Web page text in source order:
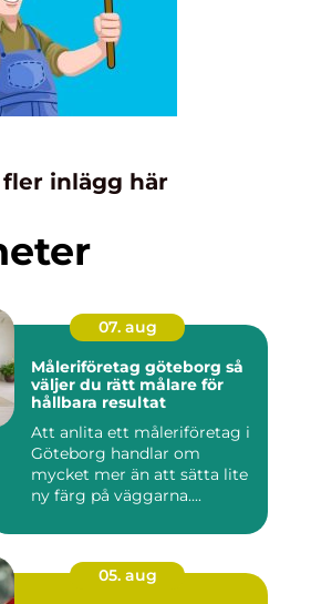
fler inlägg här
07. aug
Måleriföretag göteborg så
väljer du rätt målare för
hållbara resultat
Att anlita ett måleriföretag i
Göteborg handlar om
mycket mer än att sätta lite
ny färg på väggarna....
05. aug